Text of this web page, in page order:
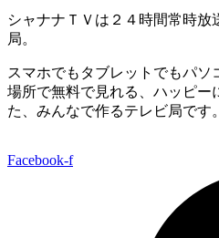
シャナナＴＶは２４時間常時
局。
スマホでもタブレットでもパ
場所で無料で見れる、 ハッピー
た、みんなで作るテレビ局です。
Facebook-f